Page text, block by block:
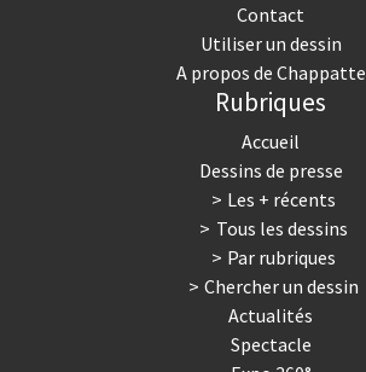
Contact
Utiliser un dessin
A propos de Chappatte
Rubriques
Accueil
Dessins de presse
Les + récents
Tous les dessins
Par rubriques
Chercher un dessin
Actualités
Spectacle